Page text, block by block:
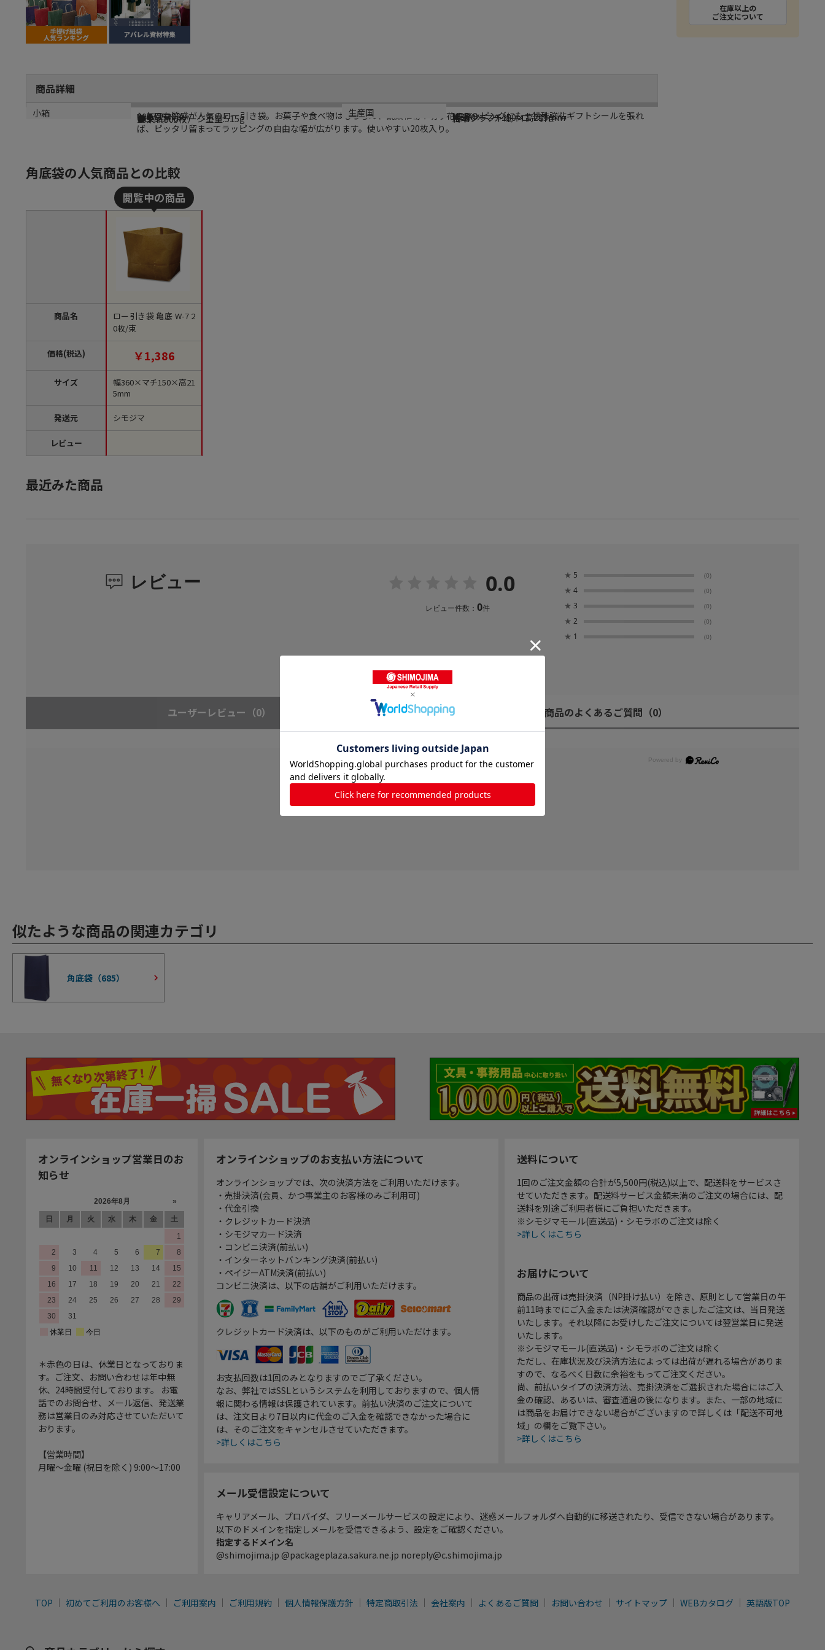
商品詳細
商品説明
レトロな質感が人気のロー引き袋。お菓子や食べ物はもちろん、観葉植物や切り花のラッピングにも！特殊強粘ギフトシールを張れ
ば、ピッタリ留まってラッピングの自由な幅が広がります。使いやすい20枚入り。
メーカー名
シモジマ
ブランド名
HEIKO
メーカー品番
008735303
型番
W-7
規格
W-7
サイズ
幅360×マチ150×高215mm
カラー
クラフト
材質
未晒クラフト紙＋ロー引き
重量
●単品パッケージ重量:515g
生産国
日本
小箱
25束（500枚）
在庫以上の
ご注文について
角底袋の人気商品との比較
商品名
価格(税込)
サイズ
発送元
レビュー
ロー引き袋 亀底 W-7 2
0枚/束
￥1,386
幅360×マチ150×高21
5mm
シモジマ
最近みた商品
レビュー 0.0
レビュー件数： 0件
★ 5 (0)
★ 4 (0)
★ 3 (0)
★ 2 (0)
★ 1 (0)
ユーザーレビュー （0） 商品のよくあるご質問 （0）
レビューはありません。
似たような商品の関連カテゴリ
角底袋（685）
オンラインショップ営業日のお
知らせ
＊赤色の日は、休業日となっておりま
す。ご注文、お問い合わせは年中無
休、24時間受付しております。 お電
話でのお問合せ、メール返信、発送業
務は営業日のみ対応させていただいて
おります。
【営業時間】
月曜～金曜 (祝日を除く) 9:00～17:00
オンラインショップのお支払い方法について
オンラインショップでは、次の決済方法をご利用いただけます。
・売掛決済(会員、かつ事業主のお客様のみご利用可)
・代金引換
・クレジットカード決済
・シモジマカード決済
・コンビニ決済(前払い)
・インターネットバンキング決済(前払い)
・ペイジーATM決済(前払い)
コンビニ決済は、以下の店舗がご利用いただけます。
クレジットカード決済は、以下のものがご利用いただけます。
お支払回数は1回のみとなりますのでご了承ください。
なお、弊社ではSSLというシステムを利用しておりますので、個人情
報に関わる情報は保護されています。前払い決済のご注文について
は、注文日より7日以内に代金のご入金を確認できなかった場合に
は、そのご注文をキャンセルさせていただきます。
>詳しくはこちら
送料について
1回のご注文金額の合計が5,500円(税込)以上で、配送料をサービスさ
せていただきます。配送料サービス金額未満のご注文の場合には、配
送料を別途ご利用者様にご負担いただきます。
※シモジマモール(直送品)・シモラボのご注文は除く
>詳しくはこちら
お届けについて
商品の出荷は売掛決済（NP掛け払い）を除き、原則として営業日の午
前11時までにご入金または決済確認ができましたご注文は、当日発送
いたします。それ以降にお受けしたご注文については翌営業日に発送
いたします。
※シモジマモール(直送品)・シモラボのご注文は除く
ただし、在庫状況及び決済方法によっては出荷が遅れる場合がありま
すので、なるべく日数に余裕をもってご注文ください。
尚、前払いタイプの決済方法、売掛決済をご選択された場合にはご入
金の確認、あるいは、審査通過の後になります。また、一部の地域に
は商品をお届けできない場合がございますので詳しくは「配送不可地
域」の欄をご覧下さい。
>詳しくはこちら
メール受信設定について
キャリアメール、プロバイダ、フリーメールサービスの設定により、迷惑メールフォルダへ自動的に移送されたり、受信できない場合があります。
以下のドメインを指定しメールを受信できるよう、設定をご確認ください。
指定するドメイン名
@shimojima.jp @packageplaza.sakura.ne.jp noreply@c.shimojima.jp
TOP 初めてご利用のお客様へ ご利用案内 ご利用規約 個人情報保護方針 特定商取引法 会社案内 よくあるご質問 お問い合わせ サイトマップ WEBカタログ 英語版TOP